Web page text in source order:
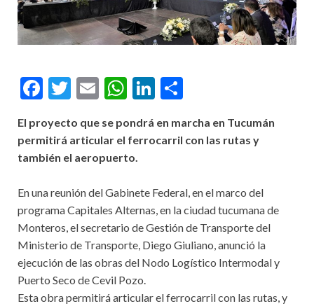
Facebook
Twitter
EmailWhatsApp
LinkedIn
El proyecto que se pondrá en marcha en Tucumán
permitirá articular el ferrocarril con las rutas y
también el aeropuerto.
En una reunión del Gabinete Federal, en el marco del
programa Capitales Alternas, en la ciudad tucumana de
Monteros, el secretario de Gestión de Transporte del
Ministerio de Transporte, Diego Giuliano, anunció la
ejecución de las obras del Nodo Logístico Intermodal y
Puerto Seco de Cevil Pozo.
Esta obra permitirá articular el ferrocarril con las rutas, y